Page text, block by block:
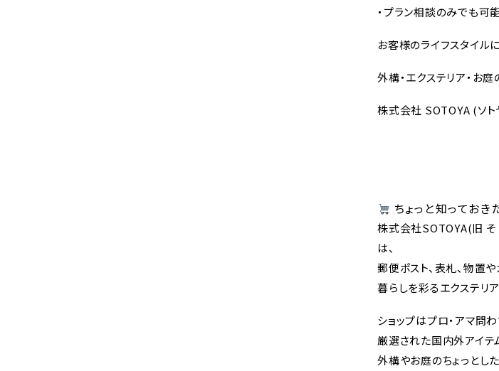
・プラン相談のみでも可
お客様のライフスタイル
外構・エクステリア・お
株式会社 SOTOYA (ソ
ちょっと知ってお
株式会社SOTOYA(旧 そ
は、
郵便ポスト、表札、物置
暮らしを彩るエクステリ
ショップはプロ・アマ問
厳選された国内外アイテ
外構やお庭のちょっとし